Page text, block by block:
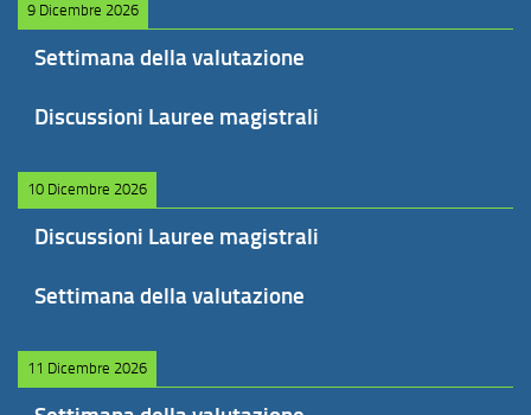
9 Dicembre 2026
Settimana della valutazione
Discussioni Lauree magistrali
10 Dicembre 2026
Discussioni Lauree magistrali
Settimana della valutazione
11 Dicembre 2026